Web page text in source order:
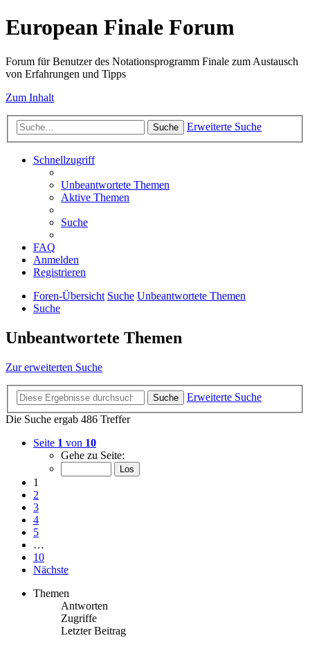
European Finale Forum
Forum für Benutzer des Notationsprogramm Finale zum Austausch
von Erfahrungen und Tipps
Zum Inhalt
Suche Erweiterte Suche
Schnellzugriff
Unbeantwortete Themen
Aktive Themen
Suche
FAQ
Anmelden
Registrieren
Foren-Übersicht Suche Unbeantwortete Themen
Suche
Unbeantwortete Themen
Zur erweiterten Suche
Suche
Erweiterte Suche
Die Suche ergab 486 Treffer
Seite 1 von 10
Gehe zu Seite:
1
2
3
4
5
…
10
Nächste
Themen
Antworten
Zugriffe
Letzter Beitrag